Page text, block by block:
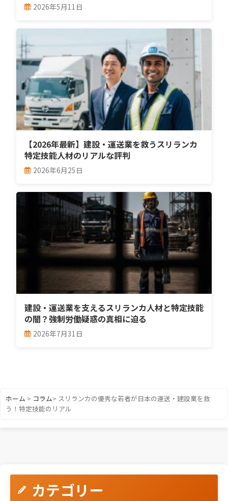
2026年5月11日
【2026年最新】建設・運送業を救うスリランカ
特定技能人材のリアルな評判
2026年6月25日
建設・運送業を支えるスリランカ人材と特定技能
の闇？強制労働疑惑の真相に迫る
2026年7月31日
ホーム > コラム> スリランカの優秀な若者が日本の運送・建設業を救
う！特定技能のリアル
カテゴリー